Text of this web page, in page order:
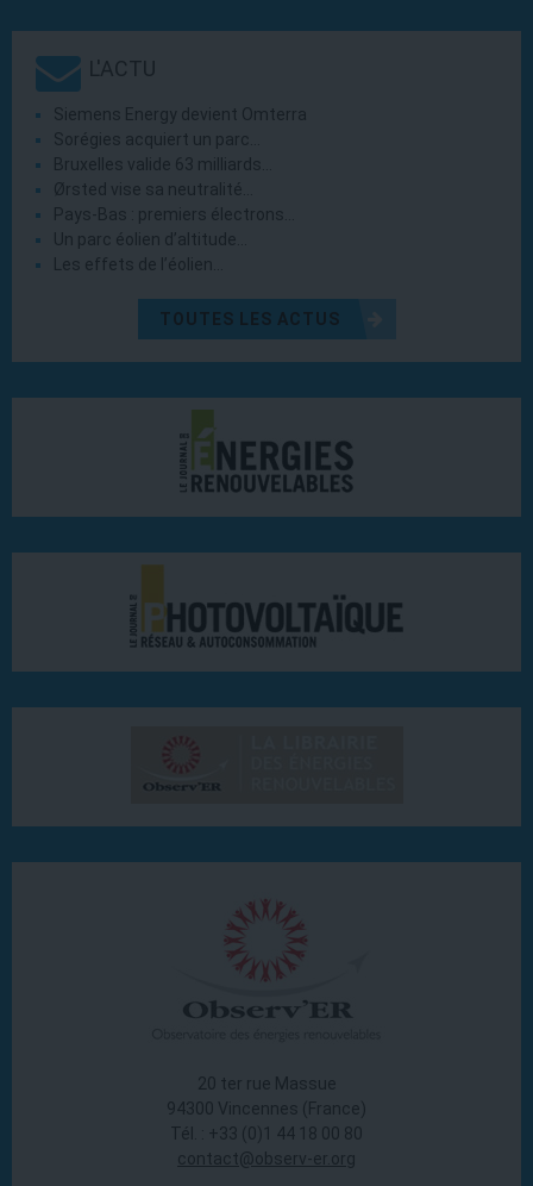
L'ACTU
Siemens Energy devient Omterra
Sorégies acquiert un parc…
Bruxelles valide 63 milliards…
Ørsted vise sa neutralité…
Pays-Bas : premiers électrons…
Un parc éolien d’altitude…
Les effets de l’éolien…
TOUTES LES ACTUS
20 ter rue Massue
94300 Vincennes (France)
Tél. : +33 (0)1 44 18 00 80
contact@observ-er.org